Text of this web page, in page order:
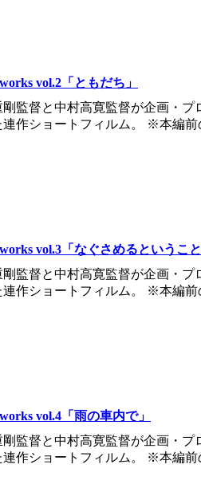
vol.2「ともだち」
剛監督と中村高寛監督が企画・プ
連作ショートフィルム。 ※本編
vol.3「なぐさめるというこ
剛監督と中村高寛監督が企画・プ
連作ショートフィルム。 ※本編
vol.4「雨の車内で」
剛監督と中村高寛監督が企画・プ
連作ショートフィルム。 ※本編